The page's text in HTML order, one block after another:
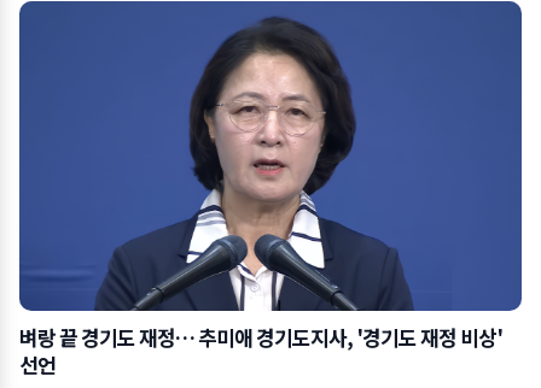
벼랑 끝 경기도 재정… 추미애 경기도지사, '경기도 재정 비상'
선언